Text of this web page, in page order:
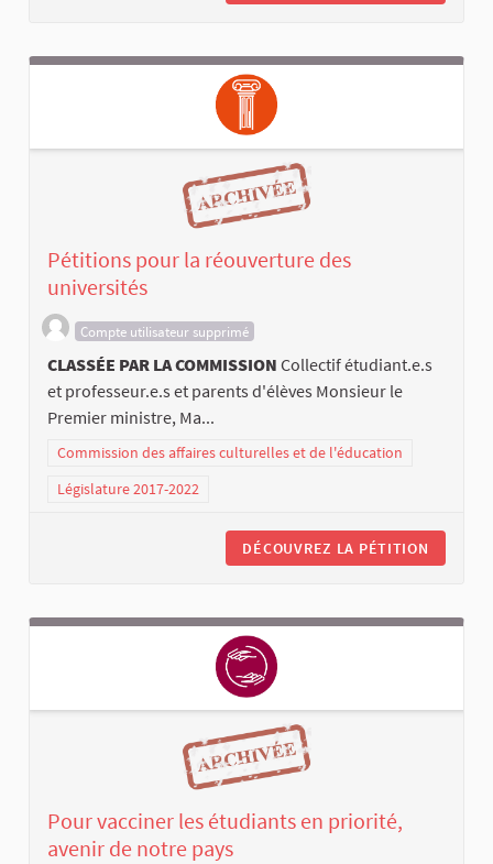
Pétitions pour la réouverture des
universités
Compte utilisateur supprimé
CLASSÉE PAR LA COMMISSION Collectif étudiant.e.s
et professeur.e.s et parents d'élèves Monsieur le
Premier ministre, Ma...
Commission des affaires culturelles et de l'éducation
Législature 2017-2022
DÉCOUVREZ LA PÉTITION
Pour vacciner les étudiants en priorité,
avenir de notre pays